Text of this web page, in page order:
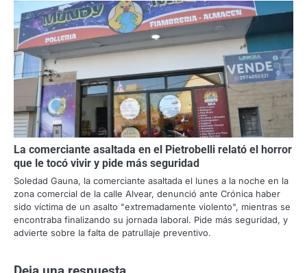
La comerciante asaltada en el Pietrobelli relató el horror
que le tocó vivir y pide más seguridad
Soledad Gauna, la comerciante asaltada el lunes a la noche en la
zona comercial de la calle Alvear, denunció ante Crónica haber
sido víctima de un asalto "extremadamente violento", mientras se
encontraba finalizando su jornada laboral. Pide más seguridad, y
advierte sobre la falta de patrullaje preventivo.